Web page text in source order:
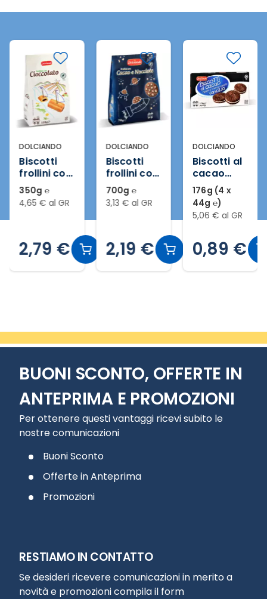
DOLCIANDO
Biscotti
frollini con
cioccolato
350g ℮
4,65 € al GR
2,79 €
DOLCIANDO
Biscotti
frollini con
cacao e
nocciole
700g ℮
3,13 € al GR
2,19 €
DOLCIANDO
Biscotti al
cacao
ripieni di
crema al
gusto
vaniglia
176g (4 x
44g ℮)
5,06 € al GR
0,89 €
BUONI SCONTO, OFFERTE IN
ANTEPRIMA E PROMOZIONI
Per ottenere questi vantaggi ricevi subito le
nostre comunicazioni
Buoni Sconto
Offerte in Anteprima
Promozioni
RESTIAMO IN CONTATTO
Se desideri ricevere comunicazioni in merito a
novità e promozioni compila il form